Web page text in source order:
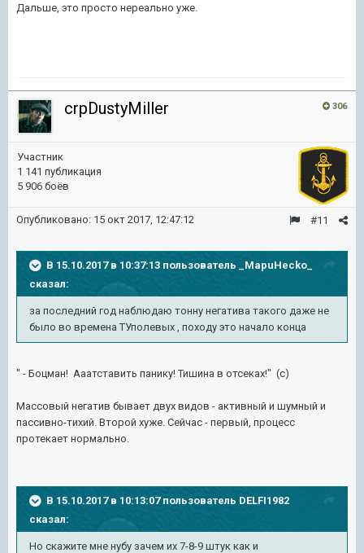
Дальше, это просто нереально уже.
306
crpDustyMiller
Участник
1 141 публикация
5 906 боёв
#11
Опубликовано: 15 окт 2017, 12:47:12
В 15.10.2017 в 10:37:13 пользователь
_MapuHecko_
сказал:
за последний год наблюдаю тонну негатива такого даже не
было во времена ТУполевых , походу это начало конца
" - Боцман! Ааатставить панику! Тишина в отсеках!" (с)
Массовый негатив бывает двух видов - активный и шумный и
пассивно-тихий. Второй хуже. Сейчас - первый, процесс
протекает нормально.
В 15.10.2017 в 10:13:07 пользователь DELFI1982
сказал:
Но скажите мне нубу зачем их 7-8-9 штук как и